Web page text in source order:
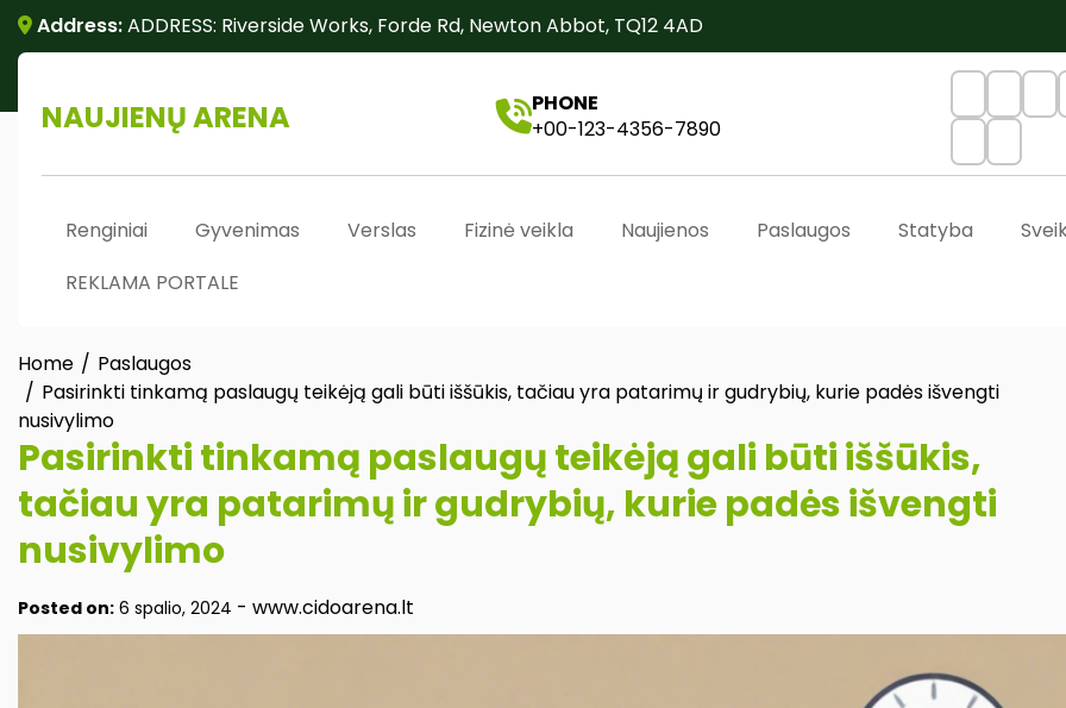
Skip
content
Address:ADDRESS: Riverside Works, Forde Rd, Newton Abbot, TQ12 4AD
NAUJIENŲ ARENA
PHONE
+00-123-4356-7890
Renginiai Gyvenimas Verslas Fizinė veikla Naujienos Paslaugos Statyba
REKLAMA PORTALE
Home
Paslaugos
Pasirinkti tinkamą paslaugų teikėją gali būti iššūkis, tačiau yra patarimų ir gudrybių, kurie padės išvengti
nusivylimo
Pasirinkti tinkamą paslaugų teikėją gali būti iššūkis,
tačiau yra patarimų ir gudrybių, kurie padės išvengti
nusivylimo
Posted on: 6 spalio, 2024 - www.cidoarena.lt